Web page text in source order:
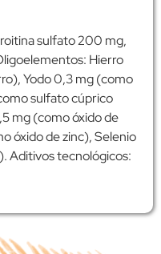
sulfato 200 mg,
Hierro
Yodo 0,3 mg (como
sulfato cúprico
mg (como óxido de
óxido de zinc), Selenio
Aditivos tecnológicos: